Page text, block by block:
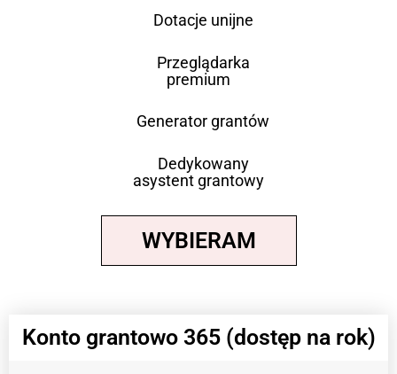
Dotacje unijne
Przeglądarka
premium
Generator grantów
Dedykowany
asystent grantowy
WYBIERAM
Konto grantowo 365 (dostęp na rok)